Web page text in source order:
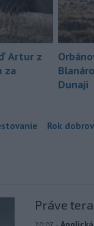
Artur z
za
Dunaji
Rok
Práve